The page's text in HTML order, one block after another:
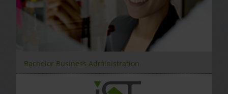
Bachelor Business Administration